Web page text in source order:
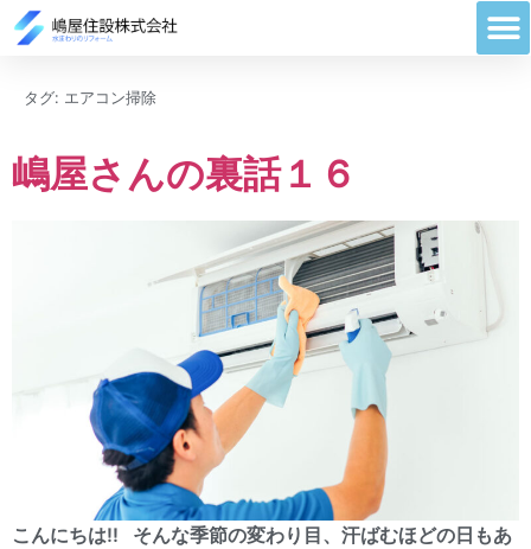
タグ: エアコン掃除
嶋屋さんの裏話１６
こんにちは!! そんな季節の変わり目、汗ばむほどの日もあ